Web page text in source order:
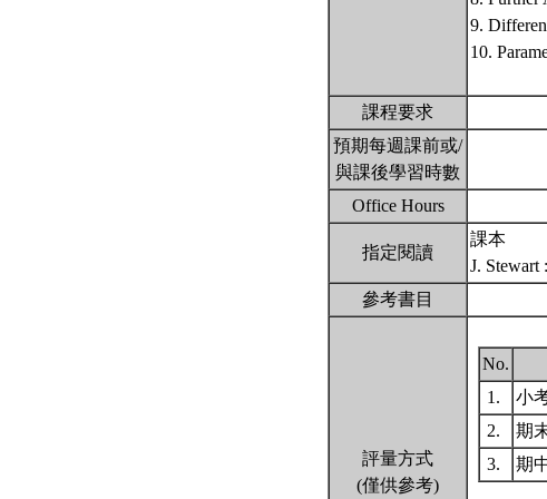
9.
10.
課程要求
預期每週課前或/
與課後學習時數
Office Hours
指定閱讀
課本
J. Stewart
參考書目
評量方式
(僅供參考)
No.
1.
小
2.
期
3.
期